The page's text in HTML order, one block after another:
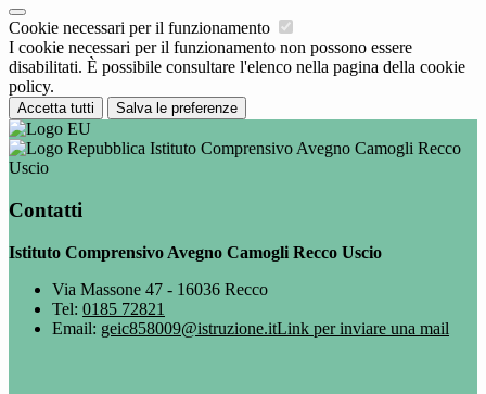
Cookie necessari per il funzionamento
I cookie necessari per il funzionamento non possono essere
disabilitati. È possibile consultare l'elenco nella pagina della cookie
policy.
Accetta tutti Salva le preferenze
Istituto Comprensivo Avegno Camogli Recco
Uscio
Contatti
Istituto Comprensivo Avegno Camogli Recco Uscio
Via Massone 47 - 16036 Recco
Tel: 0185 72821
Email: geic858009@istruzione.itLink per inviare una mail